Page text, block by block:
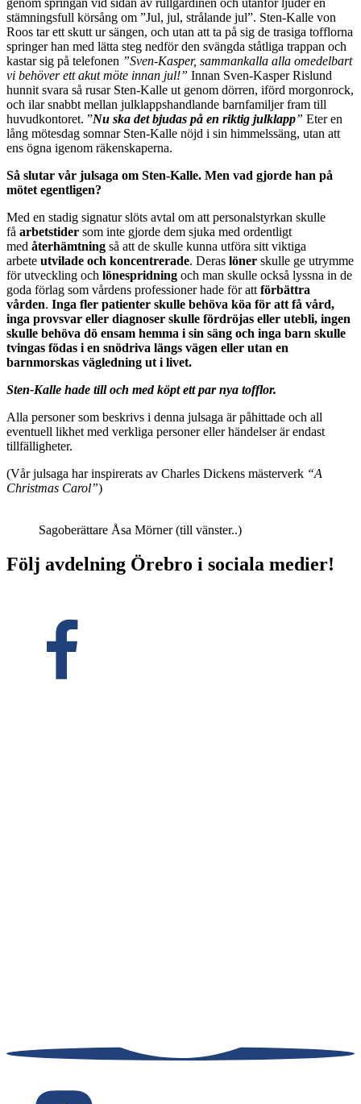
stämningsfull körsång om ”Jul, jul, strålande jul”. Sten-Kalle von
Roos tar ett skutt ur sängen, och utan att ta på sig de trasiga tofflorna
springer han med lätta steg nedför den svängda ståtliga trappan och
kastar sig på telefonen ”Sven-Kasper, sammankalla alla omedelbart
vi behöver ett akut möte innan jul!” Innan Sven-Kasper Rislund
hunnit svara så rusar Sten-Kalle ut genom dörren, iförd morgonrock,
och ilar snabbt mellan julklappshandlande barnfamiljer fram till
huvudkontoret. ”Nu ska det bjudas på en riktig julklapp” Eter en
lång mötesdag somnar Sten-Kalle nöjd i sin himmelssäng, utan att
ens ögna igenom räkenskaperna.
Så slutar vår julsaga om Sten-Kalle. Men vad gjorde han på
mötet egentligen?
Med en stadig signatur slöts avtal om att personalstyrkan skulle
få arbetstider som inte gjorde dem sjuka med ordentligt
med återhämtning så att de skulle kunna utföra sitt viktiga
arbete utvilade och koncentrerade. Deras löner skulle ge utrymme
för utveckling och lönespridning och man skulle också lyssna in de
goda förlag som vårdens professioner hade för att förbättra
vården. Inga fler patienter skulle behöva köa för att få vård,
inga provsvar eller diagnoser skulle fördröjas eller utebli, ingen
skulle behöva dö ensam hemma i sin säng och inga barn skulle
tvingas födas i en snödriva längs vägen eller utan en
barnmorskas vägledning ut i livet.
Sten-Kalle hade till och med köpt ett par nya tofflor.
Alla personer som beskrivs i denna julsaga är påhittade och all
eventuell likhet med verkliga personer eller händelser är endast
tillfälligheter.
(Vår julsaga har inspirerats av Charles Dickens mästerverk “A
Christmas Carol”)
Sagoberättare Åsa Mörner (till vänster..)
Följ avdelning Örebro i sociala medier!